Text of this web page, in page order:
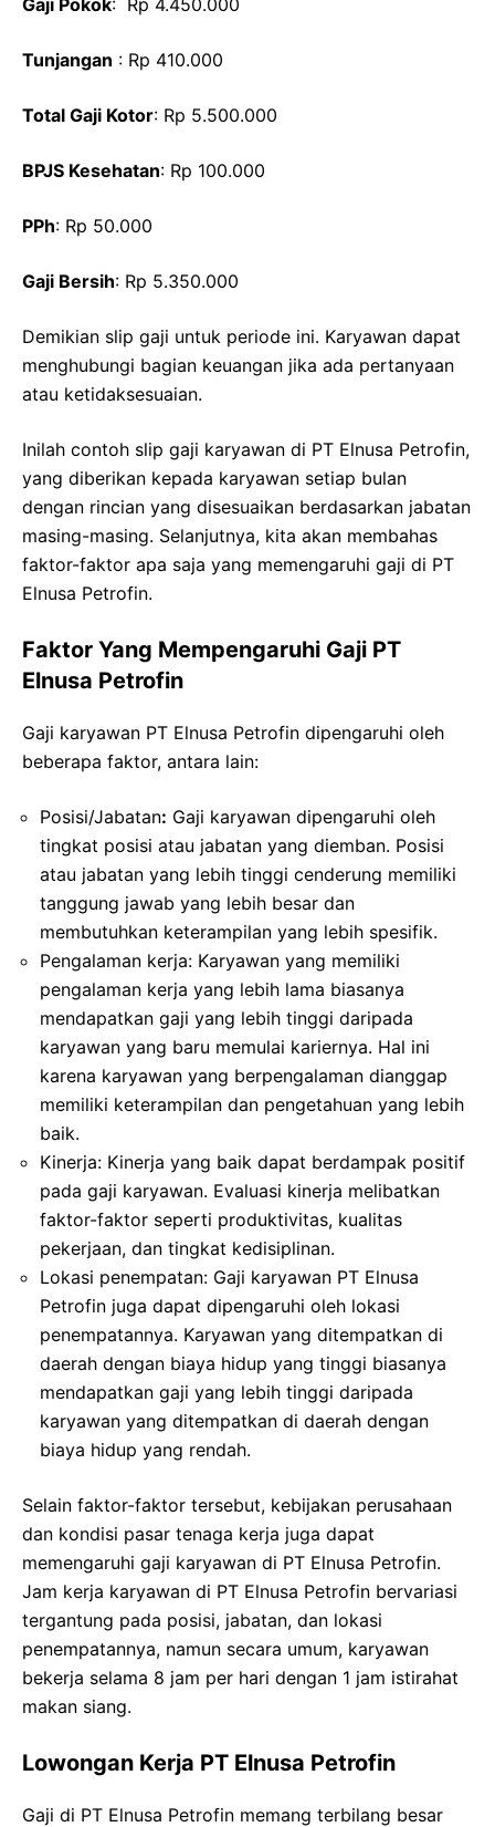
Tunjangan : Rp 410.000
Total Gaji Kotor: Rp 5.500.000
BPJS Kesehatan: Rp 100.000
PPh: Rp 50.000
Gaji Bersih: Rp 5.350.000
Demikian slip gaji untuk periode ini. Karyawan dapat
menghubungi bagian keuangan jika ada pertanyaan
atau ketidaksesuaian.
Inilah contoh slip gaji karyawan di PT Elnusa Petrofin,
yang diberikan kepada karyawan setiap bulan
dengan rincian yang disesuaikan berdasarkan jabatan
masing-masing. Selanjutnya, kita akan membahas
faktor-faktor apa saja yang memengaruhi gaji di PT
Elnusa Petrofin.
Faktor Yang Mempengaruhi Gaji PT
Elnusa Petrofin
Gaji karyawan PT Elnusa Petrofin dipengaruhi oleh
beberapa faktor, antara lain:
Posisi/Jabatan: Gaji karyawan dipengaruhi oleh
tingkat posisi atau jabatan yang diemban. Posisi
atau jabatan yang lebih tinggi cenderung memiliki
tanggung jawab yang lebih besar dan
membutuhkan keterampilan yang lebih spesifik.
Pengalaman kerja: Karyawan yang memiliki
pengalaman kerja yang lebih lama biasanya
mendapatkan gaji yang lebih tinggi daripada
karyawan yang baru memulai kariernya. Hal ini
karena karyawan yang berpengalaman dianggap
memiliki keterampilan dan pengetahuan yang lebih
baik.
Kinerja: Kinerja yang baik dapat berdampak positif
pada gaji karyawan. Evaluasi kinerja melibatkan
faktor-faktor seperti produktivitas, kualitas
pekerjaan, dan tingkat kedisiplinan.
Lokasi penempatan: Gaji karyawan PT Elnusa
Petrofin juga dapat dipengaruhi oleh lokasi
penempatannya. Karyawan yang ditempatkan di
daerah dengan biaya hidup yang tinggi biasanya
mendapatkan gaji yang lebih tinggi daripada
karyawan yang ditempatkan di daerah dengan
biaya hidup yang rendah.
Selain faktor-faktor tersebut, kebijakan perusahaan
dan kondisi pasar tenaga kerja juga dapat
memengaruhi gaji karyawan di PT Elnusa Petrofin.
Jam kerja karyawan di PT Elnusa Petrofin bervariasi
tergantung pada posisi, jabatan, dan lokasi
penempatannya, namun secara umum, karyawan
bekerja selama 8 jam per hari dengan 1 jam istirahat
makan siang.
Lowongan Kerja PT Elnusa Petrofin
Gaji di PT Elnusa Petrofin memang terbilang besar